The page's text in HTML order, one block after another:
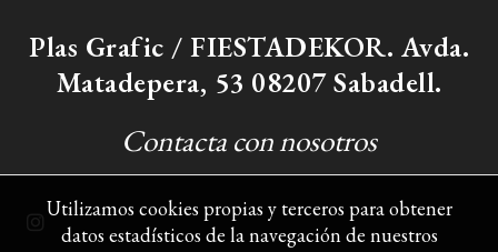
Plas Grafic / FIESTADEKOR. Avda.
Matadepera, 53 08207 Sabadell.
Contacta con nosotros
Utilizamos cookies propias y terceros para obtener
datos estadísticos de la navegación de nuestros